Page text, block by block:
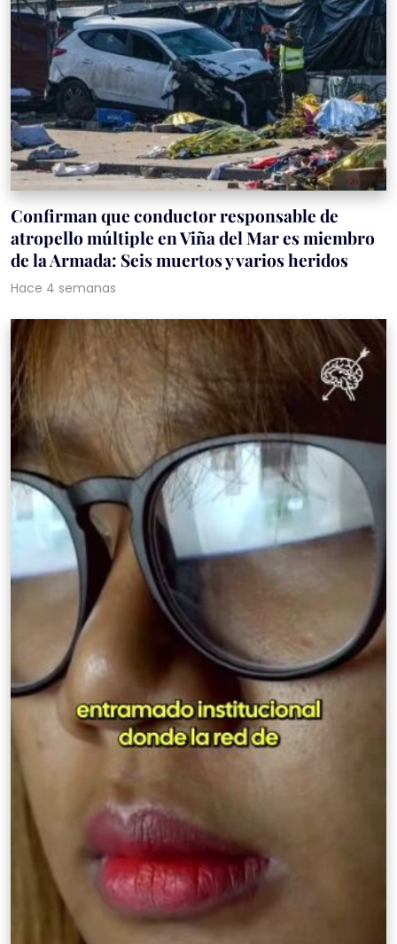
Confirman que conductor responsable de
atropello múltiple en Viña del Mar es miembro
de la Armada: Seis muertos y varios heridos
Hace 4 semanas